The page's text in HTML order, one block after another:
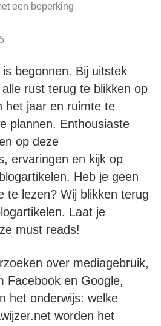
een beperking
begonnen. Bij uitstek
rust terug te blikken op
het jaar en ruimte te
plannen. Enthousiaste
op deze
ervaringen en kijk op
Heb je geen
te lezen? Wij blikken terug
Laat je
must reads!
over mediagebruik,
Facebook en Google,
het onderwijs: welke
worden het